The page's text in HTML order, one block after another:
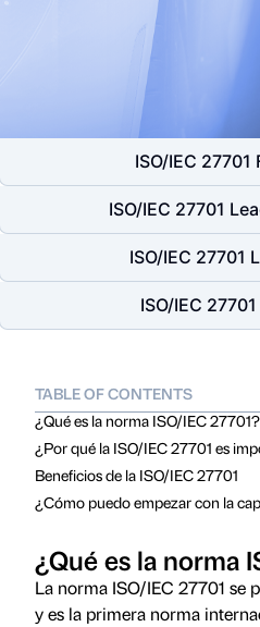
ISO/IEC
ISO/IEC 27701
ISO/IEC 27701
ISO/IEC
TABLE OF CONTENTS
¿Qué es la norma ISO/IEC 27701?
¿Por qué la ISO/IEC 27701 es
Beneficios de la ISO/IEC 27701
¿Cómo puedo empezar con la
¿Qué es la norma
La norma ISO/IEC 27701 se
y es la primera norma